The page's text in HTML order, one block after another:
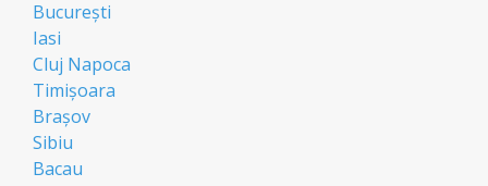
București
Iasi
Cluj Napoca
Timișoara
Brașov
Sibiu
Bacau